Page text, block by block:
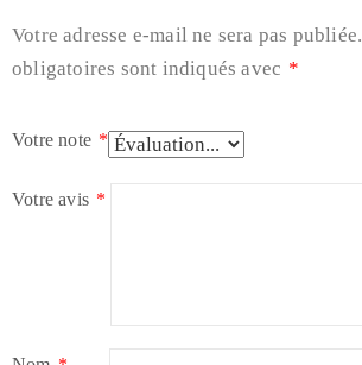
Votre adresse e-mail ne sera pas publiée.
obligatoires sont indiqués avec *
Votre note *
Votre avis *